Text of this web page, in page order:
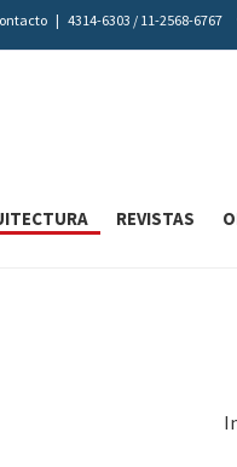
| 4314-6303 / 11-2568-6767
REVISTAS